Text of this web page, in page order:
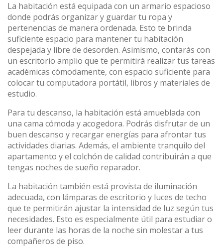
La habitación está equipada con un armario espacioso
donde podrás organizar y guardar tu ropa y
pertenencias de manera ordenada. Esto te brinda
suficiente espacio para mantener tu habitación
despejada y libre de desorden. Asimismo, contarás con
un escritorio amplio que te permitirá realizar tus tareas
académicas cómodamente, con espacio suficiente para
colocar tu computadora portátil, libros y materiales de
estudio.
Para tu descanso, la habitación está amueblada con
una cama cómoda y acogedora. Podrás disfrutar de un
buen descanso y recargar energías para afrontar tus
actividades diarias. Además, el ambiente tranquilo del
apartamento y el colchón de calidad contribuirán a que
tengas noches de sueño reparador.
La habitación también está provista de iluminación
adecuada, con lámparas de escritorio y luces de techo
que te permitirán ajustar la intensidad de luz según tus
necesidades. Esto es especialmente útil para estudiar o
leer durante las horas de la noche sin molestar a tus
compañeros de piso.